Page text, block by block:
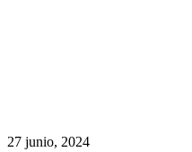
27 junio, 2024